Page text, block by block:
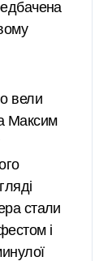
вели
Максим
стали
і